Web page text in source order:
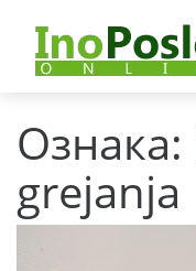
Ознака:
grejanja